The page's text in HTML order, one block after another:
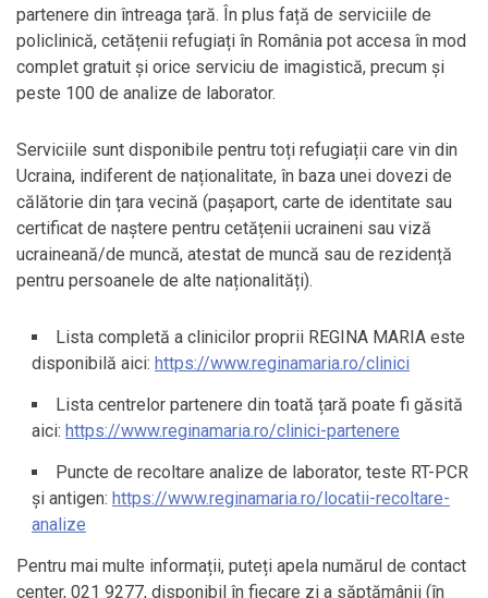
partenere din întreaga țară. În plus față de serviciile de
policlinică, cetățenii refugiați în România pot accesa în mod
complet gratuit și orice serviciu de imagistică, precum și
peste 100 de analize de laborator.
Serviciile sunt disponibile pentru toți refugiații care vin din
Ucraina, indiferent de naționalitate, în baza unei dovezi de
călătorie din țara vecină (pașaport, carte de identitate sau
certificat de naștere pentru cetățenii ucraineni sau viză
ucraineană/de muncă, atestat de muncă sau de rezidență
pentru persoanele de alte naționalități).
Lista completă a clinicilor proprii REGINA MARIA este
disponibilă aici: https://www.reginamaria.ro/clinici
Lista centrelor partenere din toată țară poate fi găsită
aici: https://www.reginamaria.ro/clinici-partenere
Puncte de recoltare analize de laborator, teste RT-PCR
și antigen: https://www.reginamaria.ro/locatii-recoltare-
analize
Pentru mai multe informații, puteți apela numărul de contact
center, 021 9277, disponibil în fiecare zi a săptămânii (în